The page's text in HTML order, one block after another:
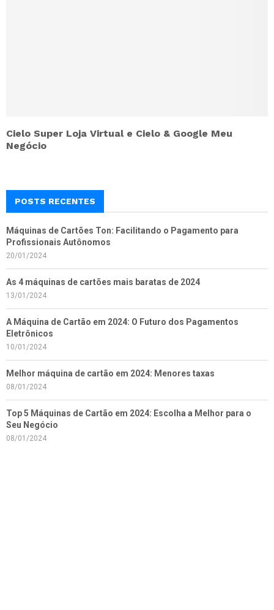
Cielo Super Loja Virtual e Cielo & Google Meu
Negócio
POSTS RECENTES
Máquinas de Cartões Ton: Facilitando o Pagamento para
Profissionais Autônomos
20/01/2024
As 4 máquinas de cartões mais baratas de 2024
13/01/2024
A Máquina de Cartão em 2024: O Futuro dos Pagamentos
Eletrônicos
10/01/2024
Melhor máquina de cartão em 2024: Menores taxas
08/01/2024
Top 5 Máquinas de Cartão em 2024: Escolha a Melhor para o
Seu Negócio
08/01/2024